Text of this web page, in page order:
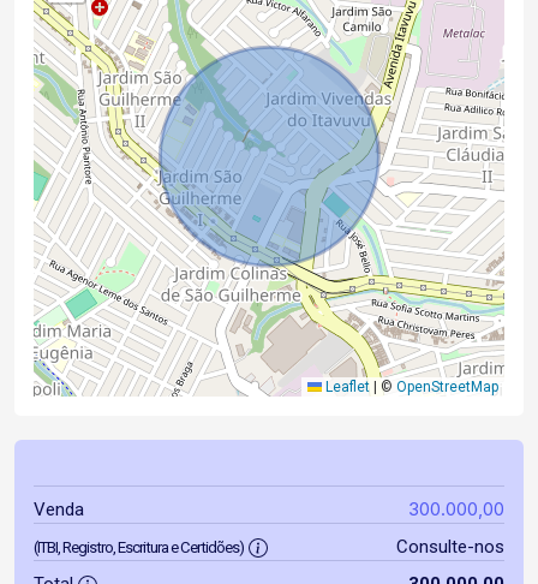
Leaflet | © OpenStreetMap
Venda 300.000,00
(ITBI, Registro, Escritura e Certidões)
Consulte-nos